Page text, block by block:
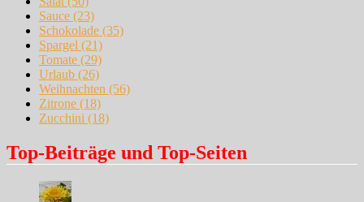
Sauce (23)
Schokolade (35)
Spargel (21)
Tomate (29)
Urlaub (26)
Weihnachten (56)
Zitrone (18)
Zucchini (18)
Top-Beiträge und Top-Seiten